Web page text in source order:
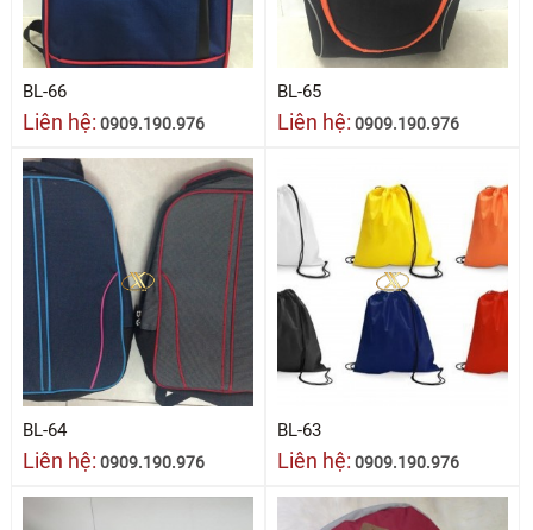
BL-66
Liên hệ: 0909.190.976
BL-65
Liên hệ: 0909.190.976
BL-64
Liên hệ: 0909.190.976
BL-63
Liên hệ: 0909.190.976